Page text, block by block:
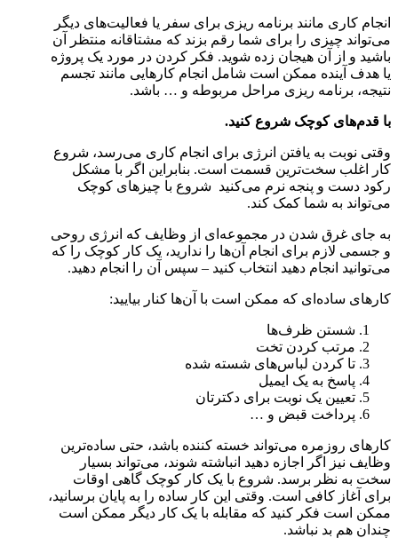
انجام کاری مانند برنامه ریزی برای سفر یا فعالیت‌های دیگر
می‌تواند چیزی را برای شما رقم بزند که مشتاقانه منتظر آن
باشید و از آن هیجان زده شوید. فکر کردن در مورد یک پروژه
یا هدف آینده ممکن است شامل انجام کارهایی مانند تجسم
نتیجه، برنامه ریزی مراحل مربوطه و … باشد.
با قدم‌های کوچک شروع کنید.
وقتی نوبت به یافتن انرژی برای انجام کاری می‌رسد، شروع
کار اغلب سخت‌ترین قسمت است. بنابراین اگر با مشکل
رکود دست و پنجه نرم می‌کنید شروع با چیزهای کوچک
می‌تواند به شما کمک کند.
به جای غرق شدن در مجموعه‌ای از وظایف که انرژی روحی
و جسمی لازم برای انجام آن‌ها را ندارید، یک کار کوچک را که
می‌توانید انجام دهید انتخاب کنید – سپس آن را انجام دهید.
کارهای ساده‌ای که ممکن است با آن‌ها کنار بیایید:
شستن ظرف‌ها
مرتب کردن تخت
تا کردن لباس‌های شسته شده
پاسخ به یک ایمیل
تعیین یک نوبت برای دکترتان
پرداخت قبض و …
کارهای روزمره می‌تواند خسته کننده باشد، حتی ساده‌ترین
وظایف نیز اگر اجازه دهید انباشته شوند، می‌تواند بسیار
سخت به نظر برسد. شروع با یک کار کوچک گاهی اوقات
برای آغاز کافی است. وقتی این کار ساده را به پایان برسانید،
ممکن است فکر کنید که مقابله با یک کار دیگر ممکن است
چندان هم بد نباشد.